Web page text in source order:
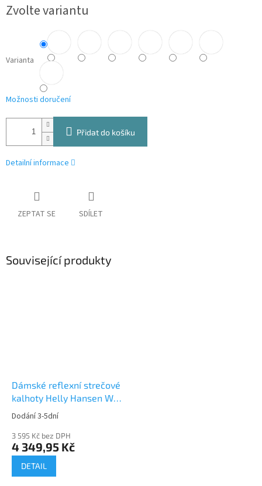
cena:
Zvolte variantu
Varianta
Možnosti doručení
Přidat do košíku
Detailní informace
ZEPTAT SE SDÍLET
Související produkty
Dámské reflexní strečové
kalhoty Helly Hansen W
LUNA HI-VIS
Dodání 3-5dní
3 595 Kč bez DPH
4 349,95 Kč
DETAIL